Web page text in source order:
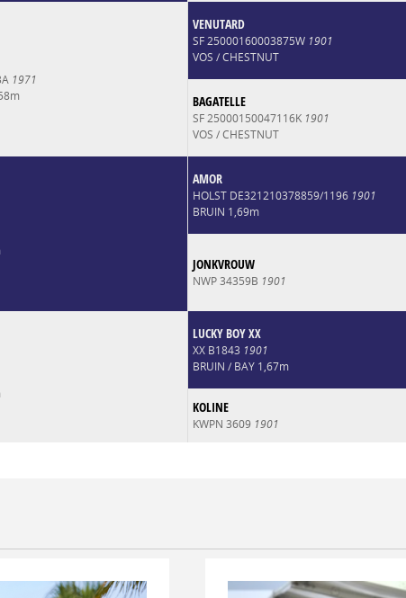
1971
VENUTARD
SF 25000160003875W 1901
VOS / CHESTNUT
BAGATELLE
SF 25000150047116K 1901
VOS / CHESTNUT
AMOR
HOLST DE321210378859/1196 1901
BRUIN 1,69m
JONKVROUW
NWP 34359B 1901
LUCKY BOY XX
XX B1843 1901
BRUIN / BAY 1,67m
KOLINE
KWPN 3609 1901